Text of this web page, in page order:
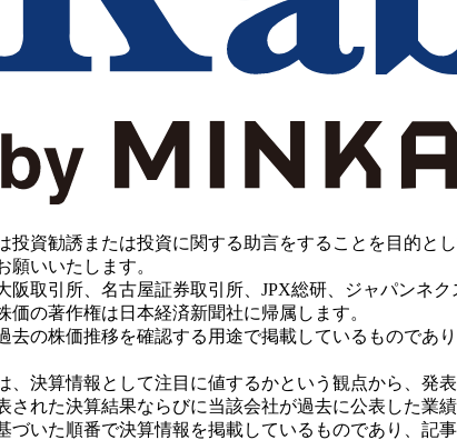
資勧誘または投資に関する助言をすることを目的とし
いいたします。
取引所、名古屋証券取引所、JPX総研、ジャパンネク
の著作権は日本経済新聞社に帰属します。
の株価推移を確認する用途で掲載しているもので
決算情報として注目に値するかという観点から、
れた決算結果ならびに当該会社が過去に公表した
づいた順番で決算情報を掲載しているものであり、